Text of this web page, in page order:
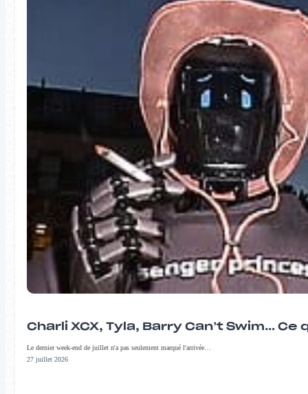
Charli XCX, Tyla, Barry Can’t Swim…
Le dernier week-end de juillet n'a pas seulement marqué l'arrivée…
27 juillet 2026